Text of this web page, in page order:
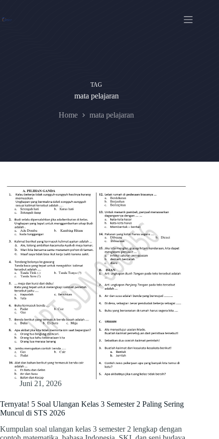
content
TAG
mata pelajaran
Home mata pelajaran
Juni 21, 2026
Ternyata! 5 Soal Ulangan Kelas 3 Semester 2 Paling Sering
Muncul di STS 2026
Kumpulan soal ulangan kelas 3 semester 2 lengkap dengan